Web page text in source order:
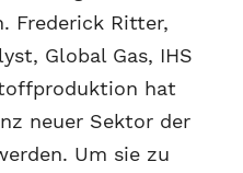
Frederick Ritter,
Global Gas, IHS
hat
neuer Sektor der
Um sie zu